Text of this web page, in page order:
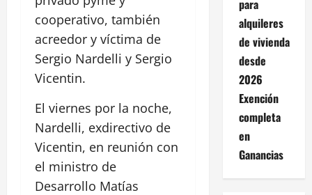
cooperativo, también
acreedor y víctima de
Sergio Nardelli y Sergio
Vicentin.
El viernes por la noche,
Nardelli, exdirectivo de
Vicentin, en reunión con
el ministro de
Desarrollo Matías
para
alquileres
de vivienda
desde
2026
Exención
completa
en
Ganancias